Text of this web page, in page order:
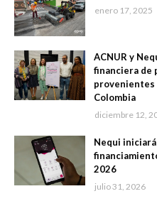
enero 17, 2025
ACNUR y
financiera de
provenientes
Colombia
diciembre 12,
Nequi
2026
julio 31, 2026